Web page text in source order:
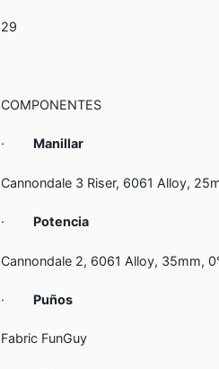
29
COMPONENTES
· Manillar
Cannondale 3 Riser, 6061 Alloy,
· Potencia
Cannondale 2, 6061 Alloy, 35mm,
· Puños
Fabric FunGuy